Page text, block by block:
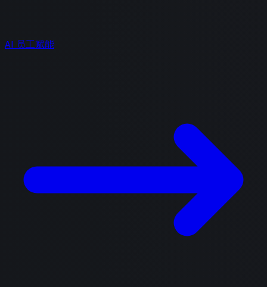
AI 员工赋能